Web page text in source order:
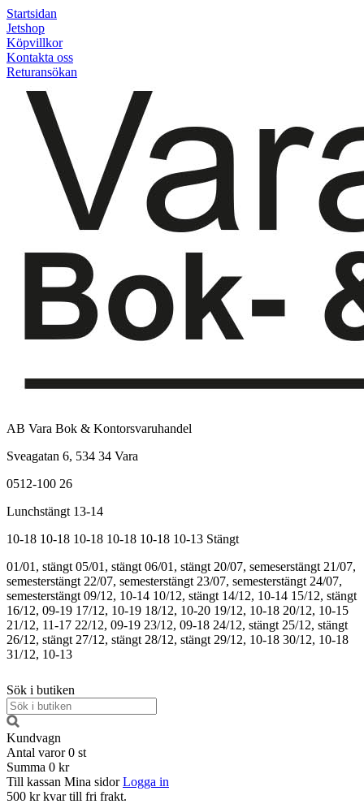
Startsidan
Jetshop
Köpvillkor
Kontakta oss
Returansökan
AB Vara Bok & Kontorsvaruhandel
Sveagatan 6, 534 34 Vara
0512-100 26
Lunchstängt 13-14
10-18 10-18 10-18 10-18 10-18 10-13 Stängt
01/01, stängt 05/01, stängt 06/01, stängt 20/07, semeserstängt 21/07,
semesterstängt 22/07, semesterstängt 23/07, semesterstängt 24/07,
semesterstängt 09/12, 10-14 10/12, stängt 14/12, 10-14 15/12, stängt
16/12, 09-19 17/12, 10-19 18/12, 10-20 19/12, 10-18 20/12, 10-15
21/12, 11-17 22/12, 09-19 23/12, 09-18 24/12, stängt 25/12, stängt
26/12, stängt 27/12, stängt 28/12, stängt 29/12, 10-18 30/12, 10-18
31/12, 10-13
Sök i butiken
Kundvagn
Antal varor 0 st
Summa 0 kr
Till kassan Mina sidor Logga in
500 kr kvar till fri frakt.